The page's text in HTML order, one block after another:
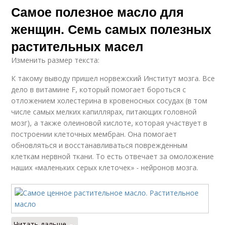
Самое полезное масло для
женщин. Семь самых полезных
растительных масел
Изменить размер текста:
К такому выводу пришел норвежский Институт мозга. Все
дело в витамине F, который помогает бороться с
отложением холестерина в кровеносных сосудах (в том
числе самых мелких капиллярах, питающих головной
мозг), а также олеиновой кислоте, которая участвует в
построении клеточных мембран. Она помогает
обновляться и восстанавливаться поврежденным
клеткам нервной ткани. То есть отвечает за омоложение
наших «маленьких серых клеточек» - нейронов мозга.